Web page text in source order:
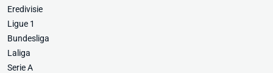
Eredivisie
Ligue 1
Bundesliga
Laliga
Serie A